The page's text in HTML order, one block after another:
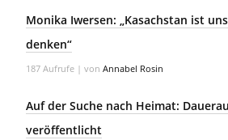
Monika Iwersen: „Kasachstan ist
denken“
187 Aufrufe | von Annabel Rosin
Auf der Suche nach Heimat:
veröffentlicht